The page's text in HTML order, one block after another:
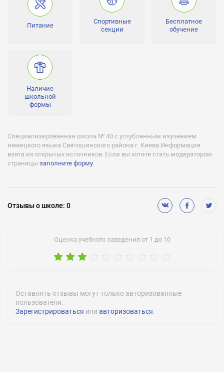
Углубленное изучение:
немецкий язык
Питание
Спортивные
секции
Бесплатное
обучение
Наличие
школьной
формы
Специализированная школа № 40 с углубленным изучением
немецкого языка Святошинского района г. Киева Информация
взята из открытых источников. Если вы хотите стать модератором
страницы заполните форму
Отзывыо школе: 0
Оценка учебного заведения от 1 до 10
Оставлять отзывы могут только авторизованные
пользователи.
Зарегистрироваться или авторизоваться.